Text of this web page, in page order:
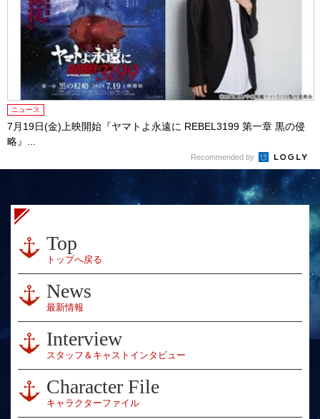
ニュース
7月19日(金)上映開始『ヤマトよ永遠に REBEL3199 第一章 黒の侵
略』...
Recommended by
Top
トップへ戻る
News
最新情報
Interview
スタッフ＆キャストインタビュー
Character File
キャラクターファイル